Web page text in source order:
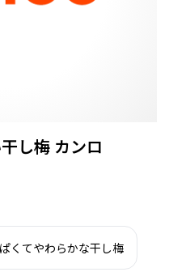
し梅 カンロ
くてやわらかな干し梅